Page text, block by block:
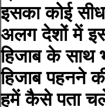
इसका कोई
अलग देशों में
हिजाब के साथ
हिजाब पहनने
हमें कैसे पता